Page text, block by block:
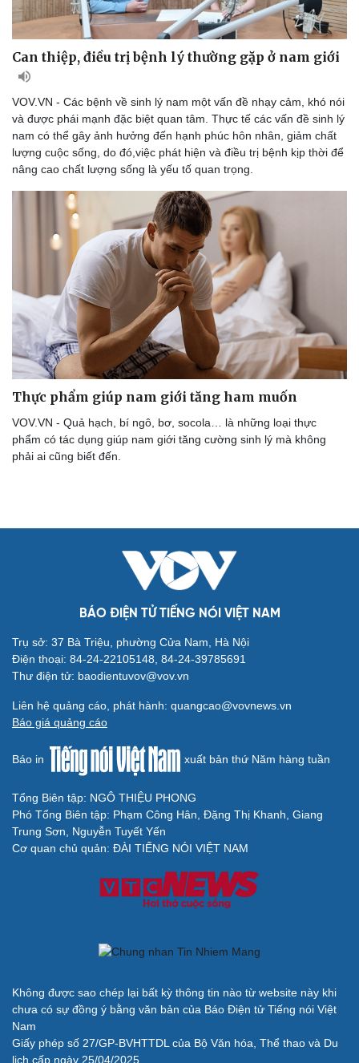
Hạt giống tâm hồn
Can thiệp, điều trị bệnh lý thường gặp ở nam giới
VOV.VN - Các bệnh về sinh lý nam một vấn đề nhạy cảm, khó nói
và được phái mạnh đặc biệt quan tâm. Thực tế các vấn đề sinh lý
nam có thể gây ảnh hưởng đến hạnh phúc hôn nhân, giảm chất
lượng cuộc sống, do đó,việc phát hiện và điều trị bệnh kịp thời để
nâng cao chất lượng sống là yếu tố quan trọng.
Thực phẩm giúp nam giới tăng ham muốn
VOV.VN - Quả hạch, bí ngô, bơ, socola… là những loại thực
phẩm có tác dụng giúp nam giới tăng cường sinh lý mà không
phải ai cũng biết đến.
BÁO ĐIỆN TỬ TIẾNG NÓI VIỆT NAM
Trụ sở: 37 Bà Triệu, phường Cửa Nam, Hà Nội
Điện thoại: 84-24-22105148, 84-24-39785691
Thư điện tử: baodientuvov@vov.vn
Liên hệ quảng cáo, phát hành: quangcao@vovnews.vn
Báo giá quảng cáo
Báo in xuất bản thứ Năm hàng tuần
Tổng Biên tập: NGÔ THIỆU PHONG
Phó Tổng Biên tập: Phạm Công Hân, Đặng Thị Khanh, Giang
Trung Sơn, Nguyễn Tuyết Yến
Cơ quan chủ quản: ĐÀI TIẾNG NÓI VIỆT NAM
Không được sao chép lại bất kỳ thông tin nào từ website này khi
chưa có sự đồng ý bằng văn bản của Báo Điện tử Tiếng nói Việt
Nam
Giấy phép số 27/GP-BVHTTDL của Bộ Văn hóa, Thể thao và Du
lịch cấp ngày 25/04/2025